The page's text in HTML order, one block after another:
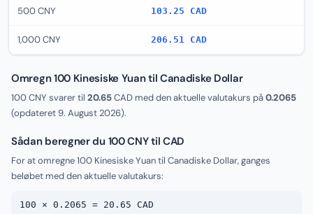
500 CNY 103.25 CAD
1,000 CNY 206.51 CAD
Omregn 100 Kinesiske Yuan til Canadiske Dollar
100 CNY svarer til 20.65CAD med den aktuelle valutakurs på0.2065
(opdateret9. August 2026).
Sådan beregner du 100 CNY til CAD
For at omregne 100 Kinesiske Yuan til Canadiske Dollar, ganges
beløbet med den aktuelle valutakurs:
100 × 0.2065 = 20.65 CAD